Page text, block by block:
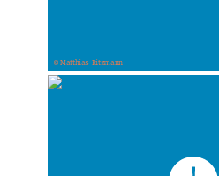
© Matthias Ritzmann